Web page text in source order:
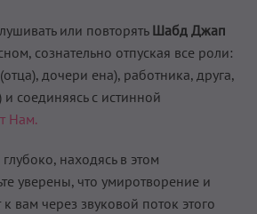
или повторять Шабд Джап
сознательно отпуская все роли:
дочери ена), работника, друга,
соединяясь с истинной
Нам.
находясь в этом
уверены, что умиротворение и
к вам через звуковой поток этого